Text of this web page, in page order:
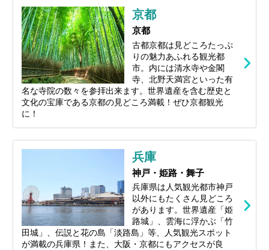
京都
京都
古都京都は見どころたっぷ
りの魅力あふれる観光都
市。内には清水寺や金閣
寺、北野天満宮といった有
名な寺院の数々を参拝出来ます。世界遺産を含む歴史と
文化の宝庫である京都の見どころ満載！ぜひ京都観光
に！
兵庫
神戸・姫路・舞子
兵庫県は人気観光都市神戸
以外にもたくさん見どころ
があります。世界遺産「姫
路城」、雲海に浮かぶ「竹
田城」、伝説と花の島「淡路島」等、人気観光スポット
が満載の兵庫県！また、大阪・京都にもアクセスが良